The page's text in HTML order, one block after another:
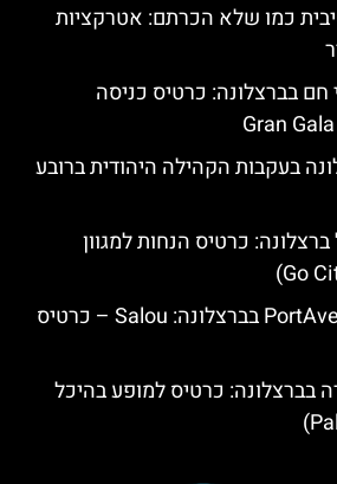
כמו שלא הכרתם: אטרקציות
בברצלונה: כרטיס כניסה
בעקבות הקהילה היהודית ברובע
כרטיס הנחות למגוון
פארק המים PortAventura בברצלונה: Salou – כרטיס
בברצלונה: כרטיס למופע בהיכל